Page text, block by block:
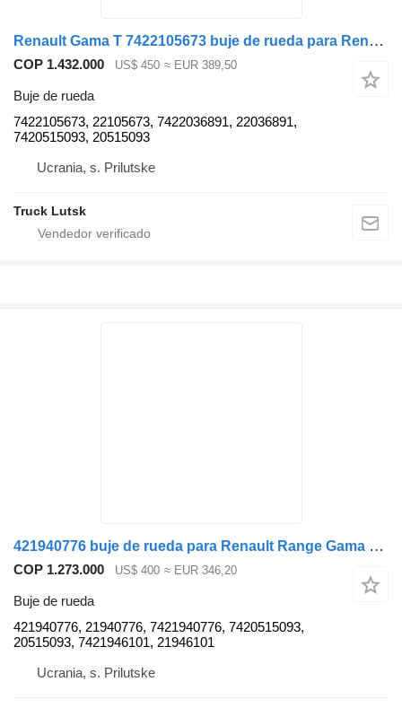
Renault Gama T 7422105673 buje de rueda para Renault Range Gama T cabeza tractora
COP 1.432.000 US$ 450 ≈ EUR 389,50
Buje de rueda
7422105673, 22105673, 7422036891, 22036891,
7420515093, 20515093
Ucrania, s. Prilutske
Truck Lutsk
421940776 buje de rueda para Renault Range Gama T cabeza tractora
COP 1.273.000 US$ 400 ≈ EUR 346,20
Buje de rueda
421940776, 21940776, 7421940776, 7420515093,
20515093, 7421946101, 21946101
Ucrania, s. Prilutske